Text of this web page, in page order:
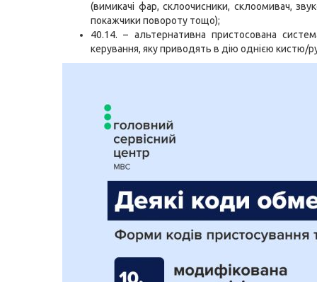
(вимикачі фар, склоочисники, склоомивач,
покажчики повороту тощо);
40.14. – альтернативна пристосована
керування, яку приводять в дію однією кистю/